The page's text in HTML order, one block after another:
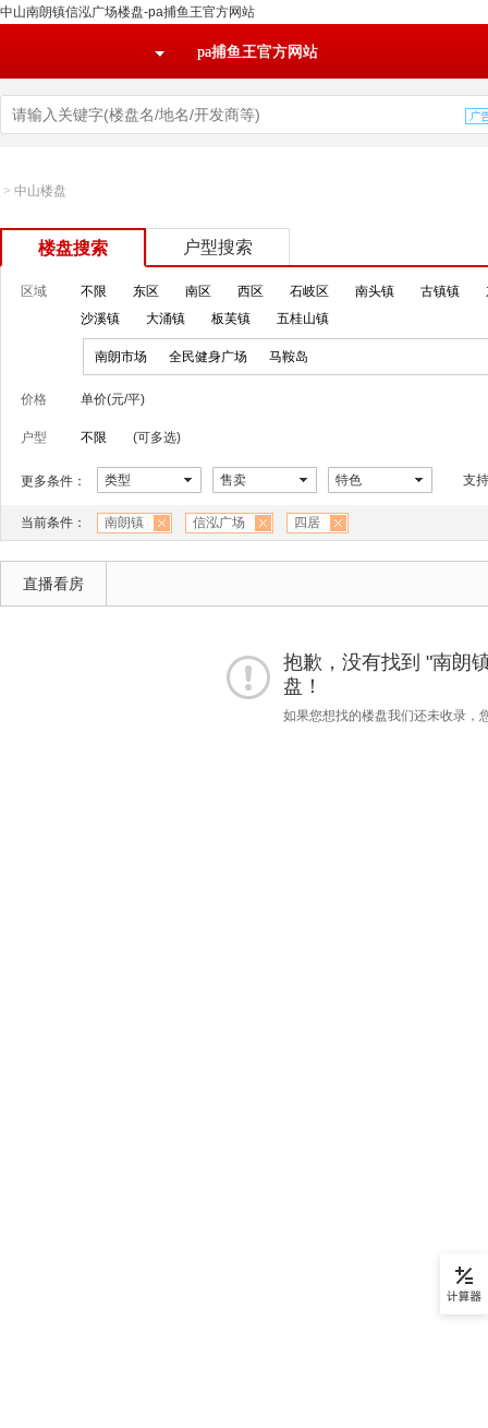
中山南朗镇信泓广场楼盘-pa捕鱼王官方网站
pa捕鱼王官方网站
> 中山楼盘
楼盘搜索 户型搜索
区域 不限 东区 南区 西区 石岐区 南头镇 古镇镇
沙溪镇
大涌镇 板芙镇 五桂山镇
南朗市场 全民健身广场 马鞍岛
价格 单价(元/平)
户型 不限 (可多选)
更多条件： 类型 售卖 特色 支
当前条件： 南朗镇 信泓广场 四居
直播看房
抱歉，没有找到 "南朗
盘！
如果您想找的楼盘我们还未收录，